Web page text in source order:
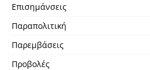
Επισημάνσεις
Παραπολιτική
Παρεμβάσεις
Προβολές